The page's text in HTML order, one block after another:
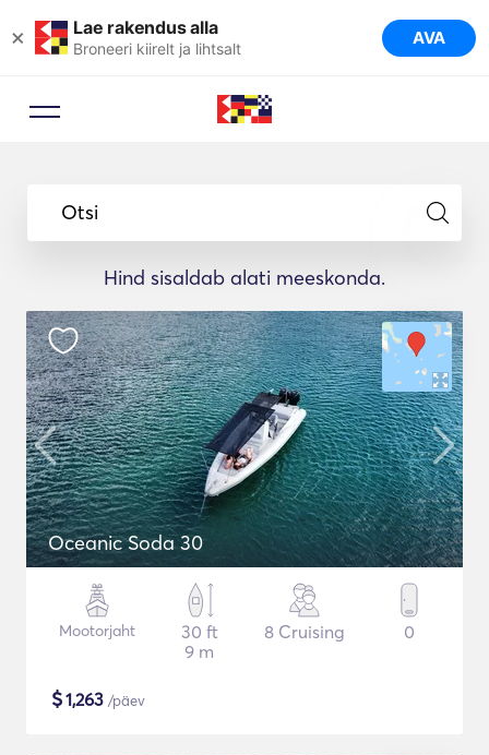
× Lae rakendus alla
Broneeri kiirelt ja lihtsalt AVA
Otsi
Hind sisaldab alati meeskonda.
Oceanic Soda 30
Mootorjaht
30 ft
9 m
8 Cruising 0
$1,263 /päev